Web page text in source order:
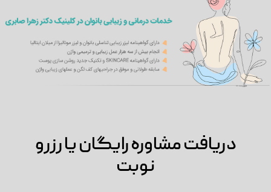
دریافت مشاوره رایگان یا رزرو
نوبت